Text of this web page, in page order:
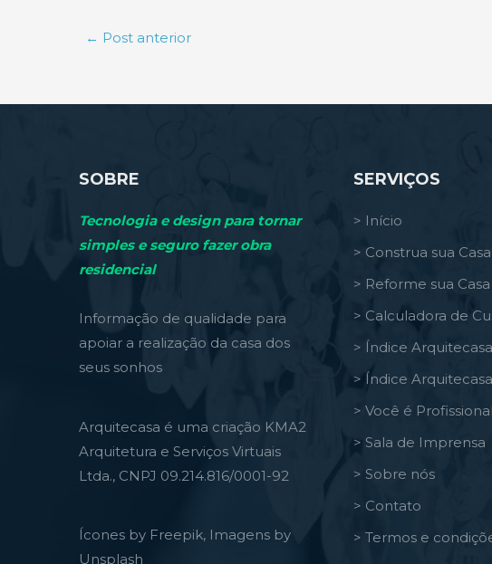
← Post anterior
SOBRE
Tecnologia e design para tornar
simples e seguro fazer obra
residencial
Informação de qualidade para
apoiar a realização da casa dos
seus sonhos
Arquitecasa é uma criação KMA2
Arquitetura e Serviços Virtuais
Ltda., CNPJ 09.214.816/0001-92
Ícones by Freepik, Imagens by
Unsplash
SERVIÇOS
> Início
> Construa sua Casa
> Reforme sua Casa
> Calculadora de
> Índice Arquitecasa
> Índice
> Você é
> Sala de Imprensa
> Sobre nós
> Contato
> Termos e